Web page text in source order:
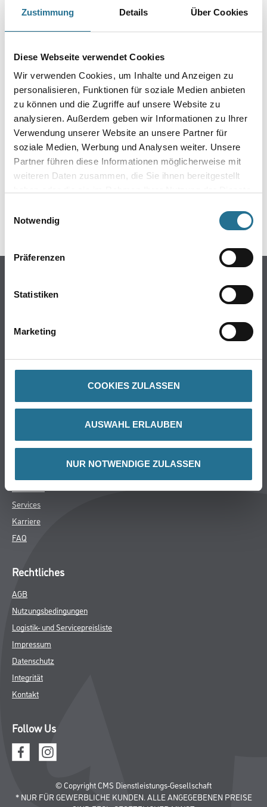
Zustimmung Details Über Cookies
Diese Webseite verwendet Cookies
Wir verwenden Cookies, um Inhalte und Anzeigen zu
personalisieren, Funktionen für soziale Medien anbieten
zu können und die Zugriffe auf unsere Website zu
analysieren. Außerdem geben wir Informationen zu Ihrer
Verwendung unserer Website an unsere Partner für
soziale Medien, Werbung und Analysen weiter. Unsere
Partner führen diese Informationen möglicherweise mit
weiteren Daten zusammen, die Sie ihnen bereitgestellt
Notwendig
Präferenzen
Statistiken
Marketing
COOKIES ZULASSEN
AUSWAHL ERLAUBEN
NUR NOTWENDIGE ZULASSEN
PRODUKTEIGENSCHAFTEN
- Kunsstoff
- Lösungsmittelbeständig
- VE: 10
ZUSATZINFOS
GEFAHRENHINWEISE
SPEZIFIKATIONEN
Farbe
Trockenbau
Wand- & Deckenbeläge
CMS Gruppe Company
Services
Karriere
FAQ
Rechtliches
AGB
Nutzungsbedingungen
Logistik- und Servicepreisliste
Impressum
Datenschutz
Integrität
Kontakt
Follow Us
© Copyright CMS Dienstleistungs-Gesellschaft
* NUR FÜR GEWERBLICHE KUNDEN. ALLE ANGEGEBENEN PREISE